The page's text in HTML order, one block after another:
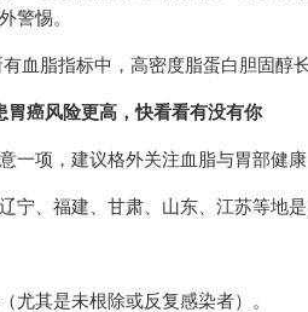
警惕。
血脂指标中，高密度脂蛋白胆固醇
胃癌风险更高，快看看有没有你
一项，建议格外关注血脂与胃部健康
宁、福建、甘肃、山东、江苏等地是
尤其是未根除或反复感染者）。